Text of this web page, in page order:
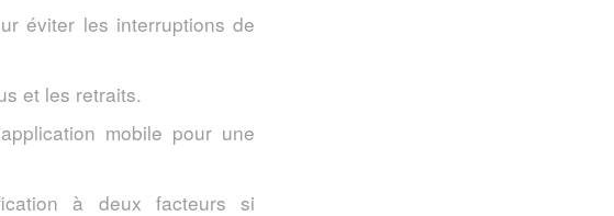
éviter les interruptions de
et les retraits.
mobile pour une
à deux facteurs si